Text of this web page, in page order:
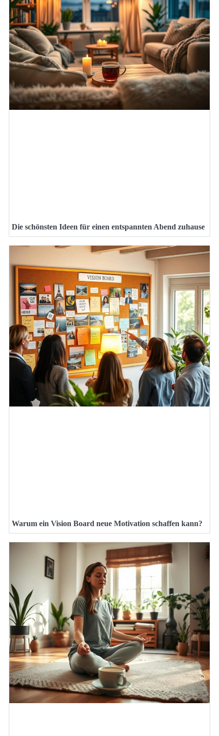
Die schönsten Ideen für einen entspannten Abend zuhause
Warum ein Vision Board neue Motivation schaffen kann?